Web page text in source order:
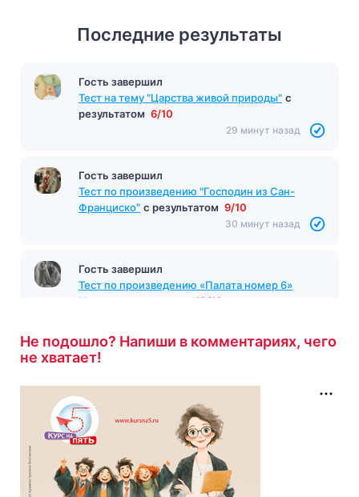
Последние результаты
Гость завершил
Тест «Отрочество» с результатом 11/14
Тест на тему "Царства живой природы"
результатом 6/10
29 минут назад
Тест по произведению "Господин из Сан-
Франциско" с результатом 9/10
Не подошло? Напиши в комментариях, чего
не хватает!